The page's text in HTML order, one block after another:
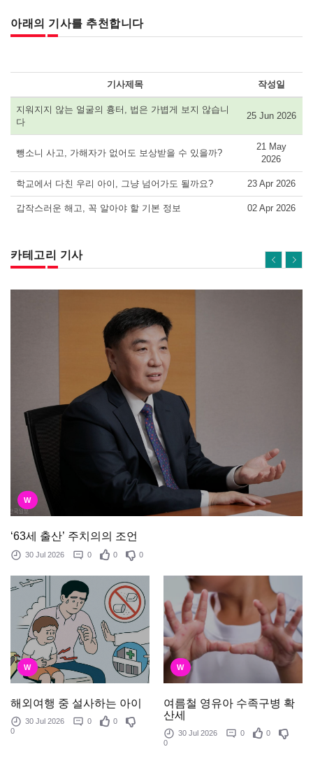
아래의 기사를 추천합니다
기사제목 작성일
지워지지 않는 얼굴의 흉터, 법은 가볍게 보지 않습니
다
25 Jun 2026
뺑소니 사고, 가해자가 없어도 보상받을 수 있을까?
21 May
2026
학교에서 다친 우리 아이, 그냥 넘어가도 될까요? 23 Apr 2026
갑작스러운 해고, 꼭 알아야 할 기본 정보 02 Apr 2026
카테고리 기사
W
‘63세 출산’ 주치의의 조언
30 Jul 2026 0 0 0
W
해외여행 중 설사하는 아이
30 Jul 2026 0
0
0
W
여름철 영유아 수족구병 확
산세
30 Jul 2026 0
0
0